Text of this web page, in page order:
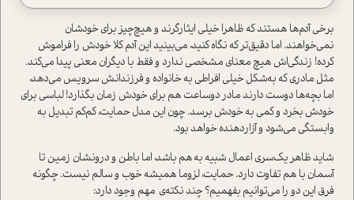
برخی آدم‌ها هستند که ظاهرا خیلی ایثارگرند و هیچ‌چیز برای خودشان
نمی‌خواهند. اما دقیق‌تر که نگاه کنید، می‌بینید این آدم کلا خودش را فراموش
کرده! زندگی‌اش هیچ معنای مشخصی ندارد و فقط با دیگران معنی پیدا می‌کند.
مثل مادری که به‌شکل خیلی افراطی به خانواده و فرزندانش سرویس می‌دهد،
اما بچه‌ها دوست دارند مادر دوساعت هم برای خودش زمان بگذارد! لباسی برای
خودش بخرد و کمی به خودش برسد. چون این مدل حمایت، کم‌کم تبدیل به
وابستگی می‌شود و آزاردهنده خواهد بود.
شاید ظاهر یک‌سری اعمال شبیه به هم باشد، اما باطن و درونشان زمین تا
آسمان با هم تفاوت دارد. حمایت، لزوما همیشه خوب و سالم نیست. چگونه
فرق این دو را می‌توانیم بفهمیم؟ چند نکته‌ی مهم وجود دارد: